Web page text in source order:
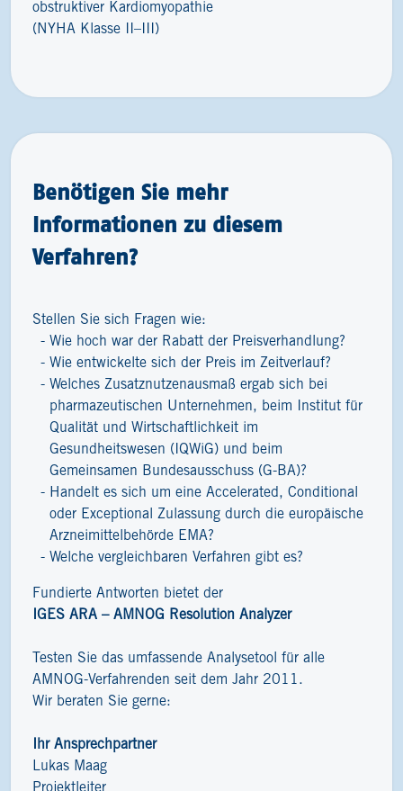
obstruktiver Kardiomyopathie
(NYHA Klasse II–III)
Benötigen Sie mehr
Informationen zu diesem
Verfahren?
Stellen Sie sich Fragen wie:
Wie hoch war der Rabatt der Preisverhandlung?
Wie entwickelte sich der Preis im Zeitverlauf?
Welches Zusatznutzenausmaß ergab sich bei
pharmazeutischen Unternehmen, beim Institut für
Qualität und Wirtschaftlichkeit im
Gesundheitswesen (IQWiG) und beim
Gemeinsamen Bundesausschuss (G-BA)?
Handelt es sich um eine Accelerated, Conditional
oder Exceptional Zulassung durch die europäische
Arzneimittelbehörde EMA?
Welche vergleichbaren Verfahren gibt es?
Fundierte Antworten bietet der
IGES ARA – AMNOG Resolution Analyzer
Testen Sie das umfassende Analysetool für alle
AMNOG-Verfahrenden seit dem Jahr 2011.
Wir beraten Sie gerne:
Ihr Ansprechpartner
Lukas Maag
Projektleiter